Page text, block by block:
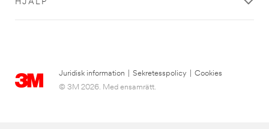
HJÄLP
Juridisk information Sekretesspolicy
Cookies
© 3M 2026. Med ensamrätt.